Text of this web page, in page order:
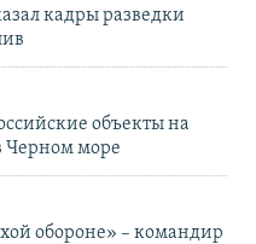
кадры разведки
объекты на
Черном море
обороне» – командир